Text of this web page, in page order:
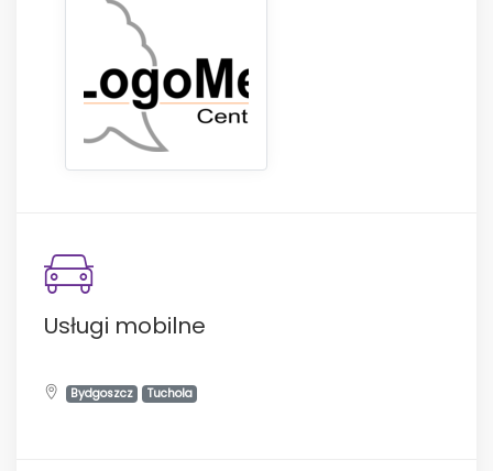
Usługi mobilne
Bydgoszcz Tuchola